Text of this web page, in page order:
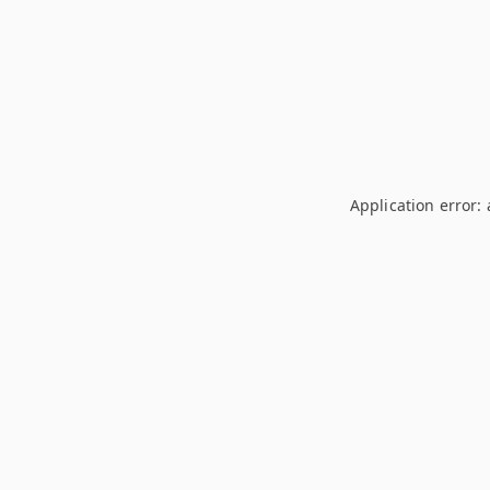
Application error: